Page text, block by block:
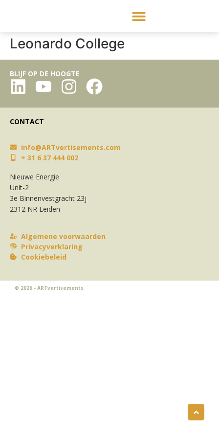
Leonardo College
BLIJF OP DE HOOGTE
CONTACT
info@ARTvertisements.com
+ 31 6 37 444 002
Nieuwe Energie
Unit-2
3e Binnenvestgracht 23j
2312 NR Leiden
Algemene voorwaarden
Privacyverklaring
Cookiebeleid
© 2026 - ARTvertisements